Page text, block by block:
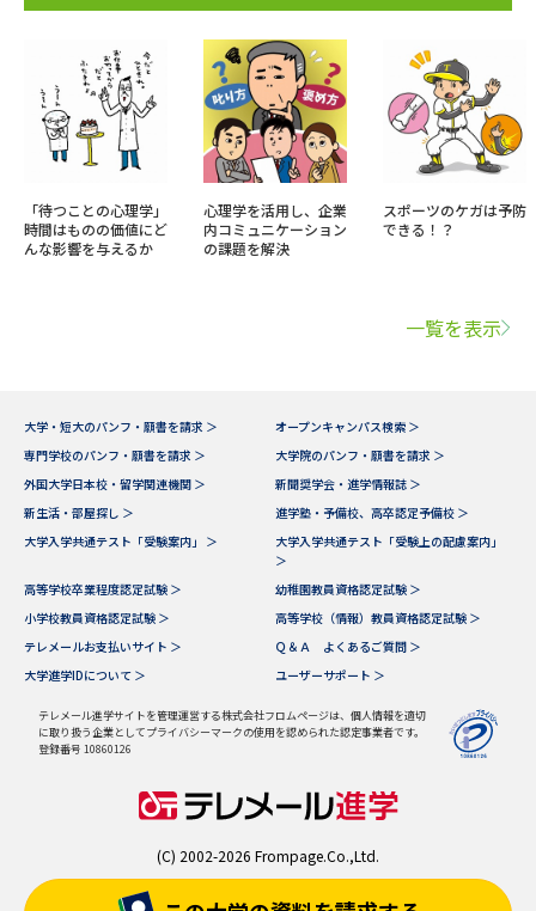
「待つことの心理学」
時間はものの価値にど
んな影響を与えるか
心理学を活用し、企業
内コミュニケーション
の課題を解決
スポーツのケガは予防
できる！？
一覧を表示
大学・短大のパンフ・願書を請求 ＞
オープンキャンパス検索 ＞
専門学校のパンフ・願書を請求 ＞
大学院のパンフ・願書を請求 ＞
外国大学日本校・留学関連機関 ＞
新聞奨学会・進学情報誌 ＞
新生活・部屋探し ＞
進学塾・予備校、高卒認定予備校 ＞
大学入学共通テスト「受験案内」 ＞
大学入学共通テスト「受験上の配慮案内」
＞
高等学校卒業程度認定試験 ＞
幼稚園教員資格認定試験 ＞
小学校教員資格認定試験 ＞
高等学校（情報）教員資格認定試験 ＞
テレメールお支払いサイト ＞
Ｑ＆Ａ よくあるご質問 ＞
大学進学IDについて ＞
ユーザーサポート ＞
テレメール進学サイトを管理運営する株式会社フロムページは、個人情報を適切
に取り扱う企業としてプライバシーマークの使用を認められた認定事業者です。
登録番号 10860126
(C) 2002-2026 Frompage.Co.,Ltd.